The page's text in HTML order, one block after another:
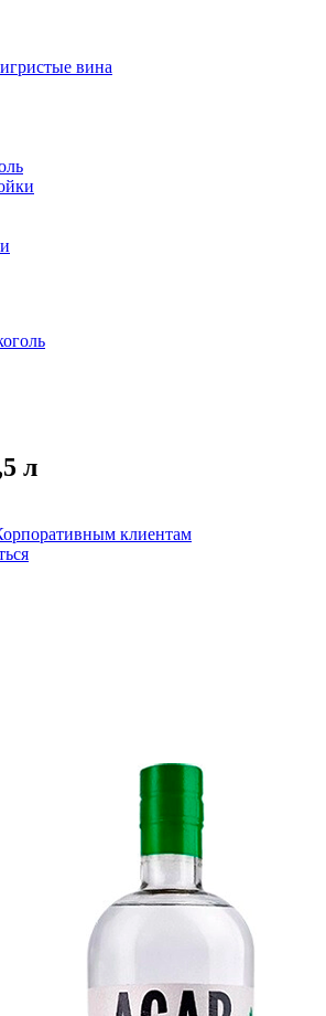
вина
л
клиентам